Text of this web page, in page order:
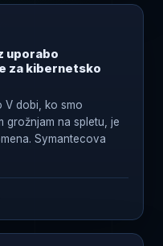
uporabo
za kibernetsko
V dobi, ko smo
grožnjam na spletu, je
Symantecova